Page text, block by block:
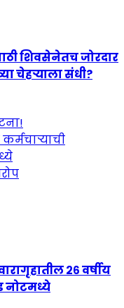
शिवसेनेतच जोरदार
चेहऱ्याला संधी?
२६ वर्षीय
नोटमध्ये